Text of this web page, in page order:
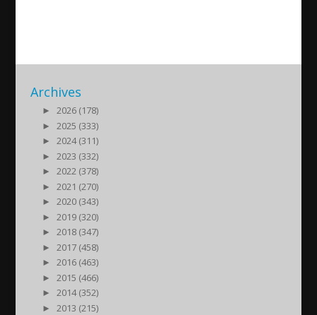
Archives
►
2026 (178)
►
2025 (333)
►
2024 (311)
►
2023 (332)
►
2022 (378)
►
2021 (270)
►
2020 (343)
►
2019 (320)
►
2018 (347)
►
2017 (458)
►
2016 (463)
►
2015 (466)
►
2014 (352)
►
2013 (215)